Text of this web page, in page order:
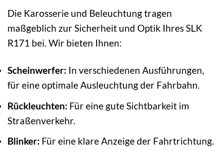
Die Karosserie und Beleuchtung tragen
maßgeblich zur Sicherheit und Optik Ihres SLK
R171 bei. Wir bieten Ihnen:
Scheinwerfer: In verschiedenen Ausführungen,
für eine optimale Ausleuchtung der Fahrbahn.
Rückleuchten: Für eine gute Sichtbarkeit im
Straßenverkehr.
Blinker: Für eine klare Anzeige der Fahrtrichtung.